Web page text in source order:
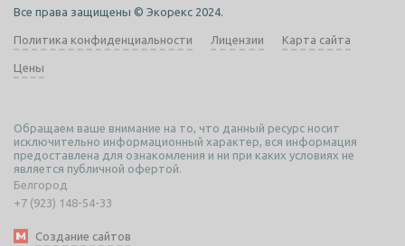
Все права защищены © Экорекс 2024.
Политика конфиденциальности Лицензии Карта сайта
Цены
Обращаем ваше внимание на то, что данный ресурс носит
исключительно информационный характер, вся информация
предоставлена для ознакомления и ни при каких условиях не
является публичной офертой.
Белгород
+7 (923) 148-54-33
Создание сайтов